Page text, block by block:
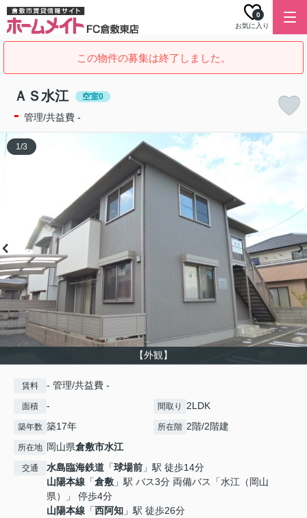
お気に入り
0
この物件の募集は終了しました。
ＡＳ水江 空室0
- 管理/共益費 -
【外観】
1/3
賃料 - 管理/共益費 -
面積 - 間取り 2LDK
築年数 築17年 所在階 2階/2階建
所在地 岡山県倉敷市水江
交通 水島臨海鉄道 「球場前 」駅 徒歩14分
山陽本線 「倉敷 」駅 バス3分 両備バス「水江（岡山
県）」 停歩4分
山陽本線 「西阿知 」駅 徒歩26分